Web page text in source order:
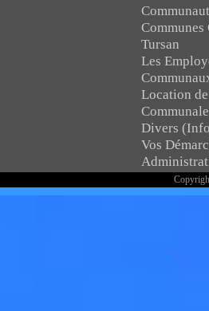
Communes
Tursan
Les
Location
Divers
Vos